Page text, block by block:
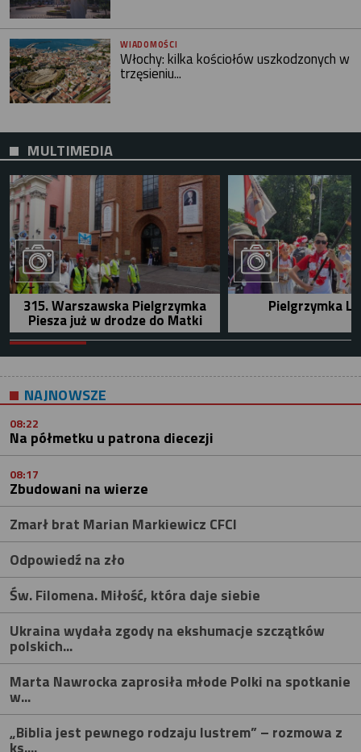
WIADOMOŚCI
Włochy: kilka kościołów uszkodzonych w
trzęsieniu...
MULTIMEDIA
315. Warszawska Pielgrzymka
Piesza już w drodze do Matki
Pielgrzymka
NAJNOWSZE
08:22
Na półmetku u patrona diecezji
08:17
Zbudowani na wierze
Zmarł brat Marian Markiewicz CFCI
Odpowiedź na zło
Św. Filomena. Miłość, która daje siebie
Ukraina wydała zgody na ekshumacje szczątków
polskich...
Marta Nawrocka zaprosiła młode Polki na spotkanie
w...
„Biblia jest pewnego rodzaju lustrem” – rozmowa z
ks....